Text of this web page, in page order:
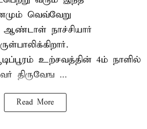
வெவ்வேறு
ஆண்டாள் நாச்சியார்
உற்சவத்தின் 4ம் நாளில்
திருவேங ...
Read More